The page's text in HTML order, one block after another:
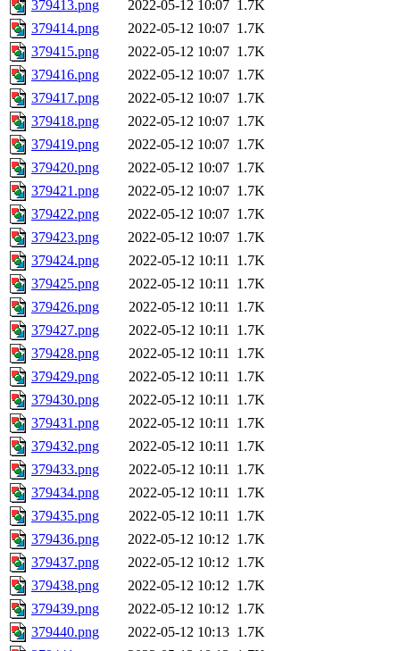
379413.png 2022-05-12 10:07 1.7K
379414.png
2022-05-12 10:07 1.7K
379415.png
2022-05-12 10:07 1.7K
379416.png
2022-05-12 10:07 1.7K
379417.png
2022-05-12 10:07 1.7K
379418.png
2022-05-12 10:07 1.7K
379419.png
2022-05-12 10:07 1.7K
379420.png
2022-05-12 10:07 1.7K
379421.png
2022-05-12 10:07 1.7K
379422.png
2022-05-12 10:07 1.7K
379423.png
2022-05-12 10:07 1.7K
379424.png
2022-05-12 10:11 1.7K
379425.png
2022-05-12 10:11 1.7K
379426.png
2022-05-12 10:11 1.7K
379427.png
2022-05-12 10:11 1.7K
379428.png
2022-05-12 10:11 1.7K
379429.png
2022-05-12 10:11 1.7K
379430.png
2022-05-12 10:11 1.7K
379431.png
2022-05-12 10:11 1.7K
379432.png
2022-05-12 10:11 1.7K
379433.png
2022-05-12 10:11 1.7K
379434.png
2022-05-12 10:11 1.7K
379435.png
2022-05-12 10:11 1.7K
379436.png
2022-05-12 10:12 1.7K
379437.png
2022-05-12 10:12 1.7K
379438.png
2022-05-12 10:12 1.7K
379439.png
2022-05-12 10:12 1.7K
379440.png
2022-05-12 10:13 1.7K